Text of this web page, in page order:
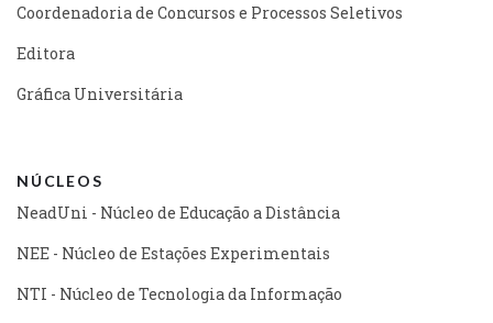
Coordenadoria de Concursos e Processos Seletivos
Editora
Gráfica Universitária
NÚCLEOS
NeadUni - Núcleo de Educação a Distância
NEE - Núcleo de Estações Experimentais
NTI - Núcleo de Tecnologia da Informação